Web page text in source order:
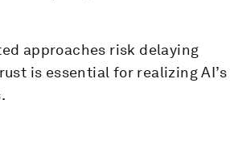
approaches risk delaying
is essential for realizing AI’s